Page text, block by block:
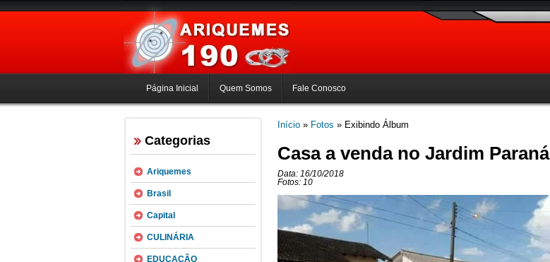
Página Inicial Quem Somos Fale Conosco
Categorias
Ariquemes
Brasil
Capital
CULINÁRIA
EDUCAÇÃO
Início» Fotos » Exibindo Álbum
Casa a venda no Jardim Paraná
Data: 16/10/2018
Fotos: 10